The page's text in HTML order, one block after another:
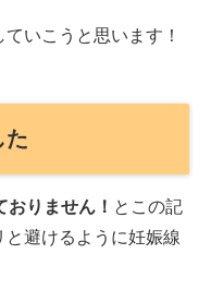
いこうと思います！
た
りません！ とこの記
避けるように妊娠線